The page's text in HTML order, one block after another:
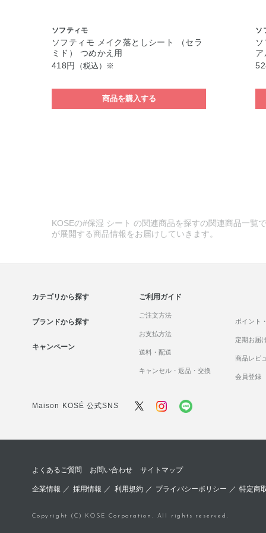
ソフティモ
ソフティモ メイク落としシート （セラ
ミド） つめかえ用
418円
（税込）※
商品を購入する
ソ
KOSEの#保湿 シート の関連商品を探すの関連商品一覧
が展開する商品情報をお届けしていきます。
カテゴリから探す
ブランドから探す
キャンペーン
ご利用ガイド
ご注文方法
お支払方法
送料・配送
キャンセル・返品・交換
ポイント
定期お届
商品レビ
会員登録
Maison KOSÉ 公式SNS
よくあるご質問 お問い合わせ サイトマップ
企業情報 ／採用情報 ／ 利用規約／ プライバシーポリシー ／ 特定商
Copyright (C) KOSE Corporation. All rights reserved.